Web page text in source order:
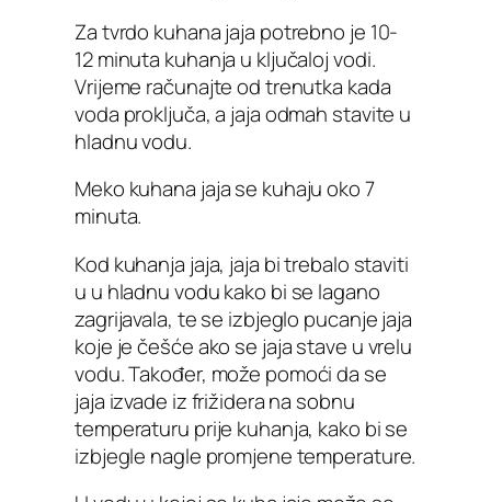
Za tvrdo kuhana jaja potrebno je 10-
12 minuta kuhanja u ključaloj vodi.
Vrijeme računajte od trenutka kada
voda proključa, a jaja odmah stavite u
hladnu vodu.
Meko kuhana jaja se kuhaju oko 7
minuta.
Kod kuhanja jaja, jaja bi trebalo staviti
u u hladnu vodu kako bi se lagano
zagrijavala, te se izbjeglo pucanje jaja
koje je češće ako se jaja stave u vrelu
vodu. Također, može pomoći da se
jaja izvade iz frižidera na sobnu
temperaturu prije kuhanja, kako bi se
izbjegle nagle promjene temperature.